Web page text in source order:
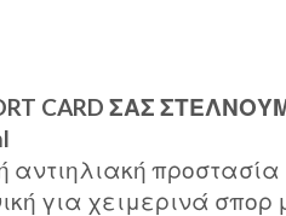
CARD ΣΑΣ
αντιηλιακή
για χειμερινά σπορ